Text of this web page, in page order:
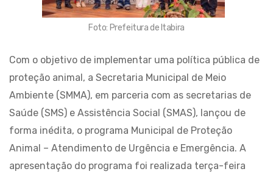
Foto: Prefeitura de Itabira
Com o objetivo de implementar uma política pública de
proteção animal, a Secretaria Municipal de Meio
Ambiente (SMMA), em parceria com as secretarias de
Saúde (SMS) e Assistência Social (SMAS), lançou de
forma inédita, o programa Municipal de Proteção
Animal – Atendimento de Urgência e Emergência. A
apresentação do programa foi realizada terça-feira